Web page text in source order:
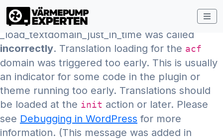
Notice: Function
_load_textdomain_just_in_time was called
incorrectly. Translation loading for the acf
domain was triggered too early. This is usually
an indicator for some code in the plugin or
theme running too early. Translations should
be loaded at the init action or later. Please
see Debugging in WordPress for more
information. (This message was added in